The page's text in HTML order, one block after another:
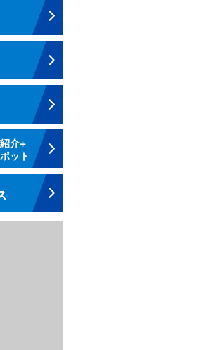
介+
ット